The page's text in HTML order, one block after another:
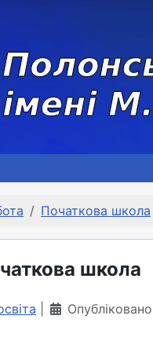
Початкова школа
школа